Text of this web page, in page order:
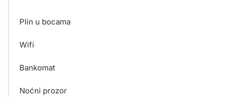
Plin u bocama
Wifi
Bankomat
Noćni prozor